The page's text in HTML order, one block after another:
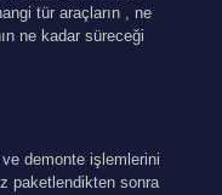
tür araçların , ne
ne kadar süreceği
demonte işlemlerini
paketlendikten sonra